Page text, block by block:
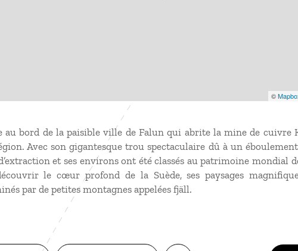
©
au bord de la paisible ville de Falun qui abrite la mine de cuivre
Avec son gigantesque trou spectaculaire dû à un
et ses environs ont été classés au patrimoine mondial
le cœur profond de la Suède, ses paysages
par de petites montagnes appelées fjäll.